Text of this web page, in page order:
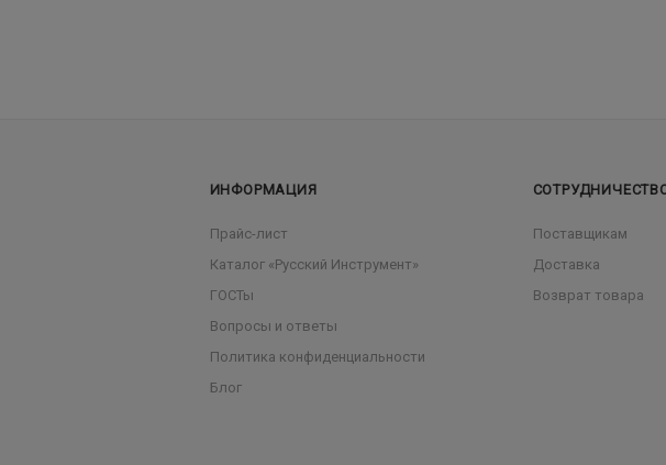
ИНФОРМАЦИЯ
Прайс-лист
Каталог «Русский Инструмент»
ГОСТы
Вопросы и ответы
Политика конфиденциальности
Блог
Поставщикам
Доставка
Возврат товара